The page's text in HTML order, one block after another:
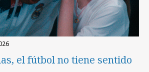
el fútbol no tiene sentido